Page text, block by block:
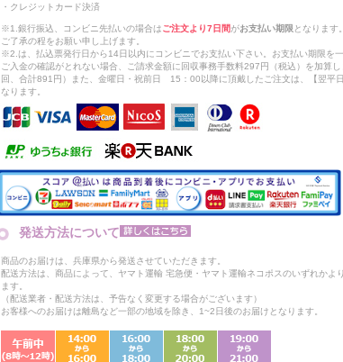
・クレジットカード決済
※1.銀行振込、コンビニ先払いの場合はご注文より7日間がお支払い期限 となります。
ご了承の程をお願い申し上げます。
※2.は、払込票発行日から14日以内にコンビニでお支払い下さい。お支払い期限を
ご入金の確認がとれない場合、ご請求金額に回収事務手数料297円（税込）を加算
回、合計891円）また、金曜日・祝前日 15：00以降に頂戴したご注文は、【翌平
なります。
発送方法について
商品のお届けは、兵庫県から発送させていただきます。
配送方法は、商品によって、ヤマト運輸 宅急便・ヤマト運輸ネコポスのいずれかよ
ます。
（配送業者・配送方法は、予告なく変更する場合がございます）
お客様へのお届けは離島など一部の地域を除き、1~2日後のお届けとなります。